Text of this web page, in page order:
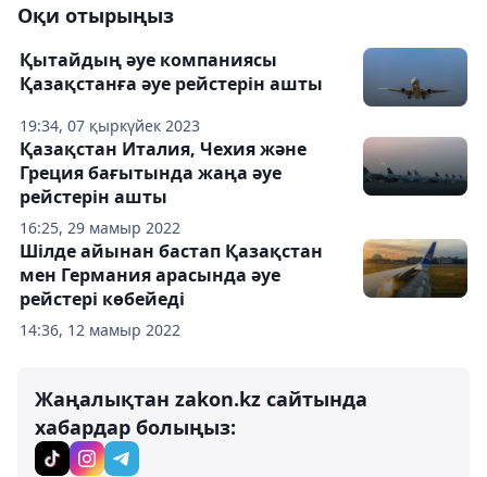
Оқи отырыңыз
19:34, 07 қыркүйек 2023
Қытайдың әуе компаниясы
Қазақстанға әуе рейстерін ашты
16:25, 29 мамыр 2022
Қазақстан Италия, Чехия және
Греция бағытында жаңа әуе
рейстерін ашты
14:36, 12 мамыр 2022
Шілде айынан бастап Қазақстан
мен Германия арасында әуе
рейстері көбейеді
Жаңалықтан zakon.kz сайтында
хабардар болыңыз: